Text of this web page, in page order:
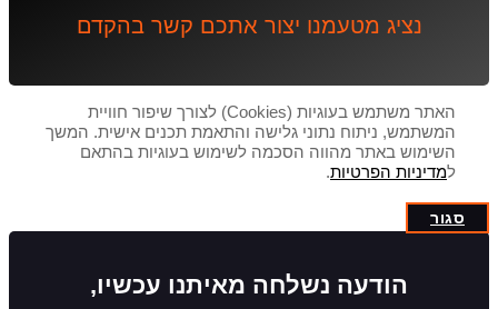
נציג מטעמנו יצור אתכם קשר בהקדם
האתר משתמש בעוגיות (Cookies) לצורך שיפור חוויית
המשתמש, ניתוח נתוני גלישה והתאמת תכנים אישית. המשך
השימוש באתר מהווה הסכמה לשימוש בעוגיות בהתאם
למדיניות הפרטיות.
סגור
הודעה נשלחה מאיתנו עכשיו,